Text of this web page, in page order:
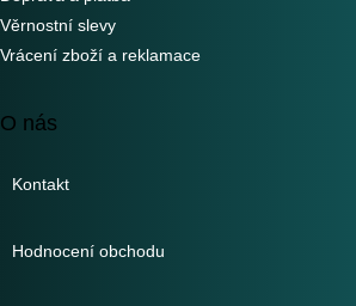
Věrnostní slevy
Vrácení zboží a reklamace
O nás
Kontakt
Hodnocení obchodu